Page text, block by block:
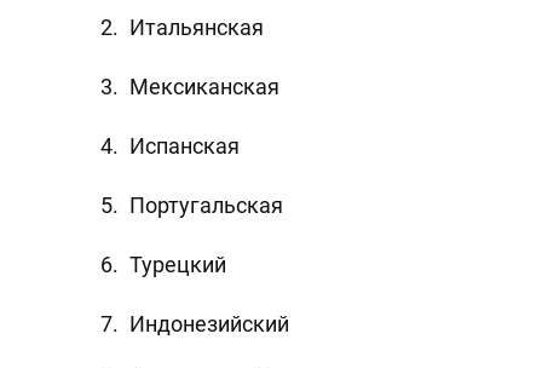
Итальянская
Мексиканская
Испанская
Португальская
Турецкий
Индонезийский